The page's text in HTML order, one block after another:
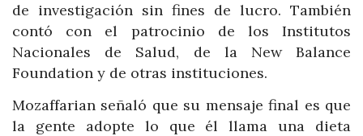
de investigación sin fines de lucro. También
contó con el patrocinio de los Institutos
Nacionales de Salud, de la New Balance
Foundation y de otras instituciones.
Mozaffarian señaló que su mensaje final es que
la gente adopte lo que él llama una dieta